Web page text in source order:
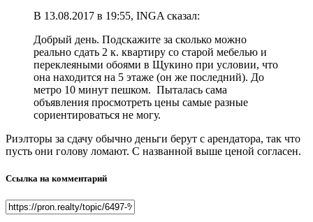
В 13.08.2017 в 19:55, INGA сказал:
Добрый день. Подскажите за сколько можно
реально сдать 2 к. квартиру со старой мебелью и
переклеяными обоями в Щукино при условии, что
она находится на 5 этаже (он же последний). До
метро 10 минут пешком. Пыталась сама
объявления просмотреть цены самые разные
сориентироваться не могу.
Риэлторы за сдачу обычно деньги берут с арендатора, так что
пусть они голову ломают. С названной выше ценой согласен.
Ссылка на комментарий